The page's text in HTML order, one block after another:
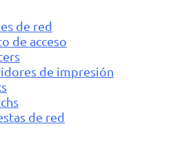
de red
de acceso
de impresión
de red